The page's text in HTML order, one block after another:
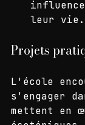
du ciel
L'école
s'engager